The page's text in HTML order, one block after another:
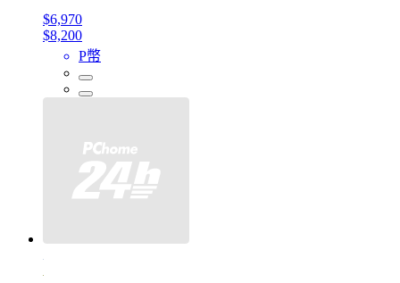
$6,970
$8,200
P幣